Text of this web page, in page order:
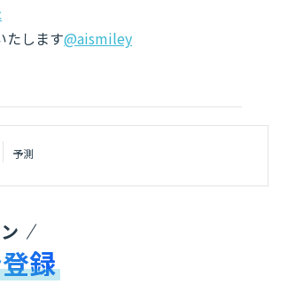
たします@aismiley
予測
録